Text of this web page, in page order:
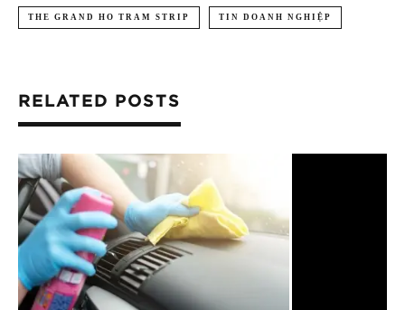
THE GRAND HO TRAM STRIP TIN DOANH NGHIỆP
RELATED POSTS